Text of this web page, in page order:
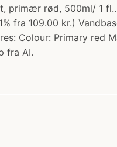
primær rød, 500ml/ 1
fra 109.00 kr.)
Colour: Primary red
fra AI.